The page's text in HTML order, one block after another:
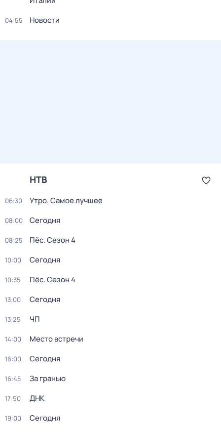
04:55 Новости
НТВ
06:30 Утро. Самое лучшее
08:00 Сегодня
08:25 Пёс. Сезон 4
10:00 Сегодня
10:35 Пёс. Сезон 4
13:00 Сегодня
13:25 ЧП
14:00 Место встречи
16:00 Сегодня
16:45 За гранью
17:50 ДНК
19:00 Сегодня